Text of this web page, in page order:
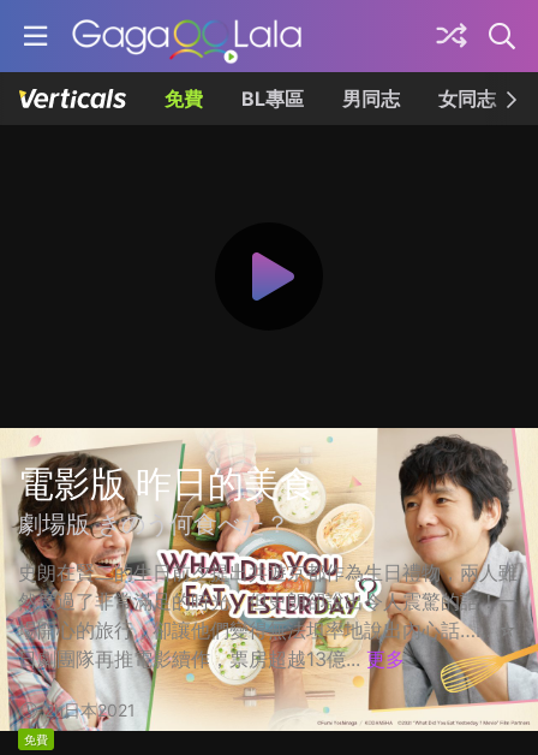
免費 BL專區 男同志 女同志
電影版 昨日的美食
劇場版 きのう何食べた？
史朗在賢二的生日前夕提出共遊京都作為生日禮物，兩人雖
然度過了非常滿足的時光，但史朗卻說出令人震驚的話！一
場開心的旅行，卻讓他們變得無法坦率地說出內心話…… ☆
日劇團隊再推電影續作，票房超越13億... 更多
2h日本2021
免費